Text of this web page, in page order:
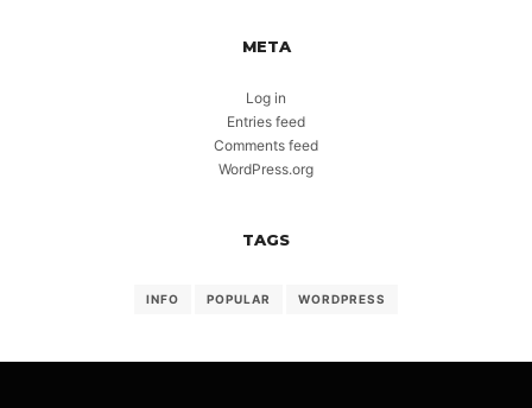
META
Log in
Entries feed
Comments feed
WordPress.org
TAGS
INFO POPULAR WORDPRESS